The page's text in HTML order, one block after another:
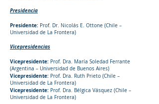
Presidencia
Presidente: Prof. Dr. Nicolás E. Ottone (Chile –
Universidad de La Frontera)
Vicepresidencias
Vicepresidente: Prof. Dra. María Soledad Ferrante
(Argentina – Universidad de Buenos Aires)
Vicepresidente: Prof. Dra. Ruth Prieto (Chile –
Universidad de La Frontera)
Vicepresidente: Prof. Dra. Bélgica Vásquez (Chile –
Universidad de La Frontera)